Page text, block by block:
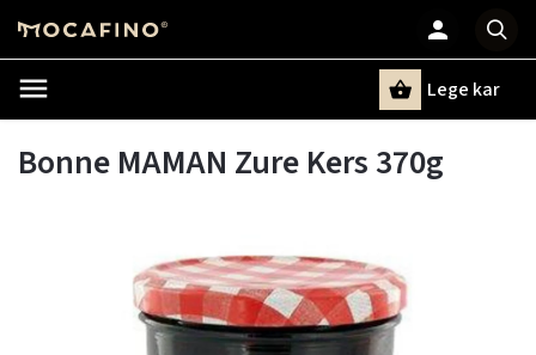
Lege kar
Bonne MAMAN Zure Kers 370g